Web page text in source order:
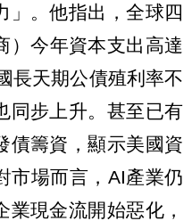
」。他指出，全球四
）今年資本支出高達
長天期公債殖利率不
同步上升。甚至已有
債籌資，顯示美國資
市場而言，AI產業仍
現金流開始惡化，